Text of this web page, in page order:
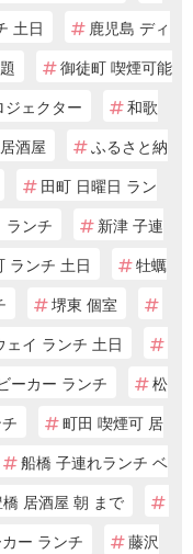
土日
鹿児島 ディ
御徒町 喫煙可能
ェクター
和歌
酒屋
ふるさと納
田町 日曜日 ラン
ランチ
新津 子連
ランチ 土日
牡蠣
堺東 個室
イ ランチ 土日
ーカー ランチ
松
町田 喫煙可 居
船橋 子連れランチ ベ
橋 居酒屋 朝 まで
ー ランチ 藤沢